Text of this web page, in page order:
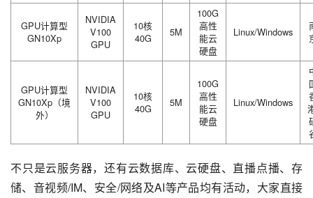
GPU计算型
GN10Xp
NVIDIA
V100
GPU
10核
40G
5M
100G
高性
能云
硬盘
Linux/Windows
GPU计算型
GN10Xp（境
外）
NVIDIA
V100
GPU
10核
40G
5M
100G
高性
能云
硬盘
Linux/Windows
不只是云服务器，还有云数据库、云硬盘、直播点播、存
储、音视频/IM、安全/网络及AI等产品均有活动，大家直接